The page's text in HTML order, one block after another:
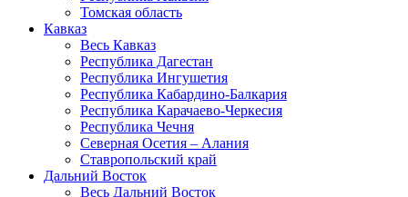
Томская область
Кавказ
Весь Кавказ
Республика Дагестан
Республика Ингушетия
Республика Кабардино-Балкария
Республика Карачаево-Черкесия
Республика Чечня
Северная Осетия – Алания
Ставропольский край
Дальний Восток
Весь Дальний Восток